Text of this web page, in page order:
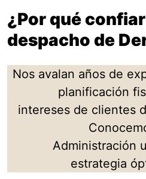
¿Por qué
despacho de
Nos avalan años de
planificación
intereses de clientes
Administración
estrategia